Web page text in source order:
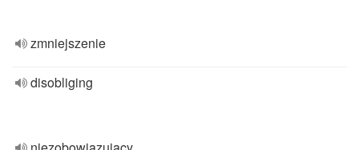
zmniejszenie
disobliging